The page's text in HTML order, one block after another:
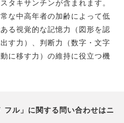
タキサンチンが含まれます。
な中高年者の加齢によって低
る視覚的な記憶力（図形を認
す力）、判断力（数字・文字
に移す力）の維持に役立つ機
ル」に関する問い合わせはニ